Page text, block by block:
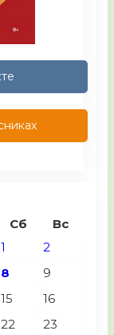
Сб
Вс
1
2
8
9
15
16
22 23